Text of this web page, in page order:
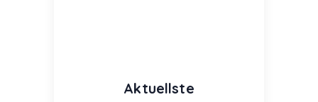
Aktuellste